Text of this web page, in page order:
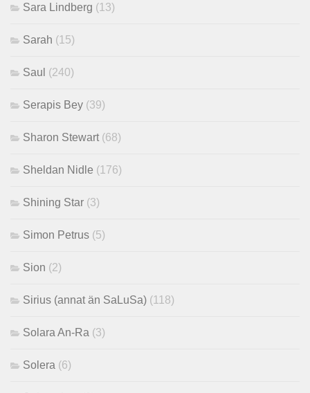
Sara Lindberg (13)
Sarah (15)
Saul (240)
Serapis Bey (39)
Sharon Stewart (68)
Sheldan Nidle (176)
Shining Star (3)
Simon Petrus (5)
Sion (2)
Sirius (annat än SaLuSa) (118)
Solara An-Ra (3)
Solera (6)